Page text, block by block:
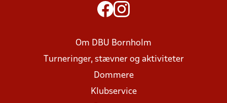
Om DBU Bornholm
Turneringer, stævner og aktiviteter
Dommere
Klubservice